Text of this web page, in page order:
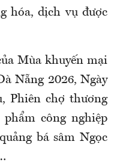
hóa, dịch vụ được
Mùa khuyến mại
Nẵng 2026, Ngày
Phiên chợ thương
công nghiệp
bá sâm Ngọc